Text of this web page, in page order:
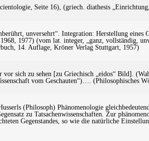
Seite 16), (griech. diathesis
unversehrt“. Integration: Herstellung eines
1977) (vom lat. integer, „ganz, vollständig,
14. Auflage, Kröner Verlag Stuttgart, 1957)
vor sich zu sehen [zu Griechisch „eidos“ Bild].
vom Geschauten“)…. (Philosophisches
(Philosoph) Phänomenologie
zu Tatsachenwissenschaften. Zur
Gegenstandes, so wie die natürliche